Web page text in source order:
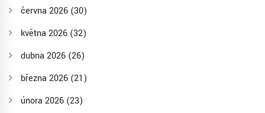
června 2026 (30)
května 2026 (32)
dubna 2026 (26)
března 2026 (21)
února 2026 (23)